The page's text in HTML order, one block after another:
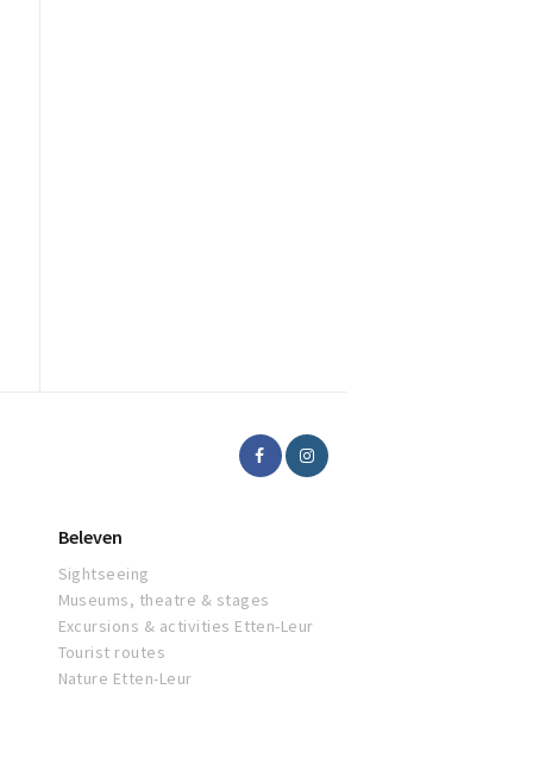
Beleven
Sightseeing
Museums, theatre & stages
Excursions & activities Etten-Leur
Tourist routes
Nature Etten-Leur